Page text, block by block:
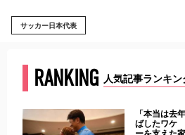
サッカー日本代表
RANKING 人気記事ランキン
「本当は去
ばしたワケ